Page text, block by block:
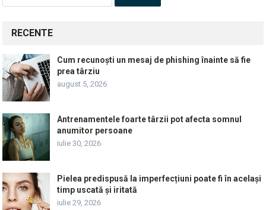
RECENTE
Cum recunoști un mesaj de phishing înainte să fie
prea târziu
august 5, 2026
Antrenamentele foarte târzii pot afecta somnul
anumitor persoane
iulie 30, 2026
Pielea predispusă la imperfecțiuni poate fi în același
timp uscată și iritată
iulie 29, 2026